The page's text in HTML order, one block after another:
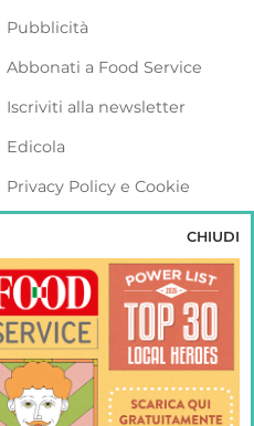
Pubblicità
Abbonati a Food Service
Iscriviti alla newsletter
Edicola
Privacy Policy e Cookie
WEBINAR VENDING
CHIUDI